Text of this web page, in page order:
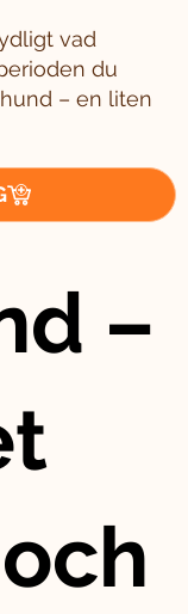
vad
du
– en liten
–